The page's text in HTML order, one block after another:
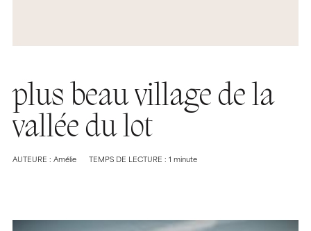
plus beau village de la
vallée du lot
AUTEURE : Amélie TEMPS DE LECTURE : 1 minute